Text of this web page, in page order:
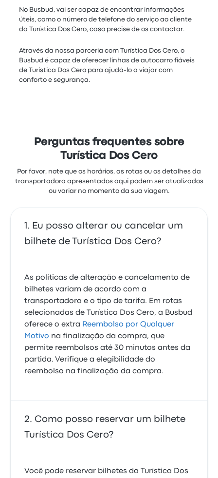
No Busbud, vai ser capaz de encontrar informações
úteis, como o número de telefone do serviço ao cliente
da Turística Dos Cero, caso precise de os contactar.
Através da nossa parceria com Turística Dos Cero, o
Busbud é capaz de oferecer linhas de autocarro fiáveis
de Turística Dos Cero para ajudá-lo a viajar com
conforto e segurança.
Perguntas frequentes sobre
Turística Dos Cero
Por favor, note que os horários, as rotas ou os detalhes da
transportadora apresentados aqui podem ser atualizados
ou variar no momento da sua viagem.
Eu posso alterar ou cancelar um
bilhete de Turística Dos Cero?
As políticas de alteração e cancelamento de
bilhetes variam de acordo com a
transportadora e o tipo de tarifa. Em rotas
selecionadas de Turística Dos Cero, a Busbud
oferece o extra Reembolso por Qualquer
Motivo na finalização da compra, que
permite reembolsos até 30 minutos antes da
partida. Verifique a elegibilidade do
reembolso na finalização da compra.
Como posso reservar um bilhete
Turística Dos Cero?
Você pode reservar bilhetes da Turística Dos